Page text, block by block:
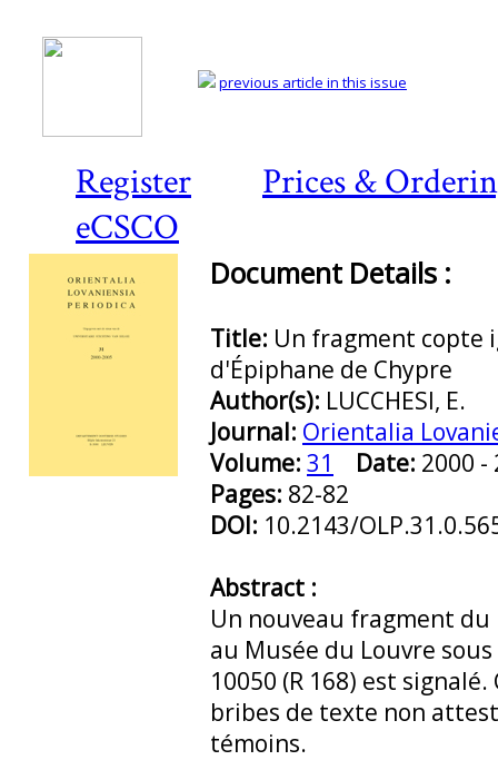
Register
Prices &
eCSCO
previous article in this issue
Document Details :
Title: Un fragment copte
d'Épiphane de Chypre
Author(s): LUCCHESI, E.
Journal: Orientalia
Volume: 31 Date: 2000
Pages: 82-82
DOI: 10.2143/
Abstract :
Un nouveau fragment du
au Musée du Louvre
10050 (R 168) est
bribes de texte non
témoins.